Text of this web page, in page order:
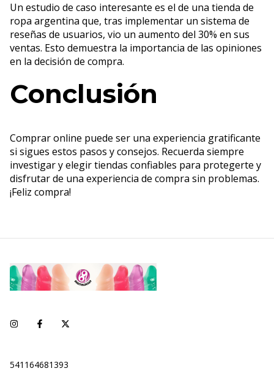
Un estudio de caso interesante es el de una tienda de
ropa argentina que, tras implementar un sistema de
reseñas de usuarios, vio un aumento del 30% en sus
ventas. Esto demuestra la importancia de las opiniones
en la decisión de compra.
Conclusión
Comprar online puede ser una experiencia gratificante
si sigues estos pasos y consejos. Recuerda siempre
investigar y elegir tiendas confiables para protegerte y
disfrutar de una experiencia de compra sin problemas.
¡Feliz compra!
541164681393